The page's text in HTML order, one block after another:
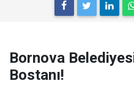
Bornova
Bostanı!